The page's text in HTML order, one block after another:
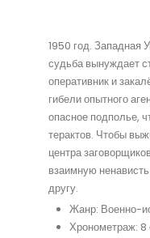
1950 год. Западная
судьба вынуждает
оперативник и
гибели опытного
опасное подполье,
терактов. Чтобы
центра
взаимную
другу.
Жанр: Военно-
Хронометраж: 8